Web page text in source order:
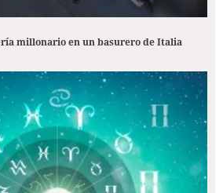
millonario en un basurero de Italia